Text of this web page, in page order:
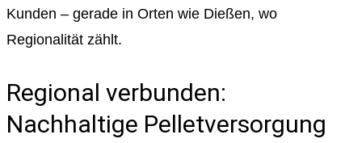
Kunden – gerade in Orten wie Dießen, wo
Regionalität zählt.
Regional verbunden:
Nachhaltige Pelletversorgung